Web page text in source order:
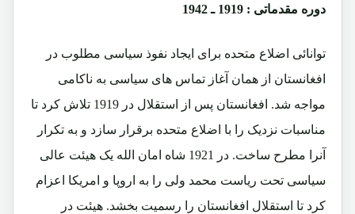
دوره مقدماتی : 1919 ـ 1942
توانائی اضلاع متحده برای ایجاد نفوذ سیاسی مطلوب در
افغانستان از همان آغاز تماس های سیاسی به ناکامی
مواجه شد. افغانستان پس از استقلال در 1919 تلاش کرد تا
مناسبات نزدیک را با اضلاع متحده برقرار سازد و به تکرار
آنرا مطرح ساخت. در 1921 شاه امان الله یک هیئت عالی
سیاسی تحت ریاست محمد ولی را به اروپا و امریکا اعزام
کرد تا استقلال افغانستان را رسمیت بخشد. هیئت در